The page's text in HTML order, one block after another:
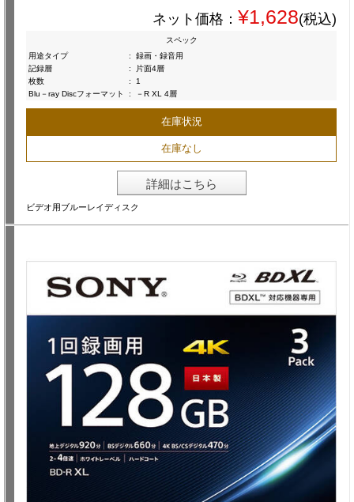
ネット価格： ¥1,628(税込)
スペック
用途タイプ
:
録画・録音用
記録層
:
片面4層
枚数
:
1
Blu－ray Discフォーマット
: －R XL 4層
在庫状況
在庫なし
詳細はこちら
ビデオ用ブルーレイディスク